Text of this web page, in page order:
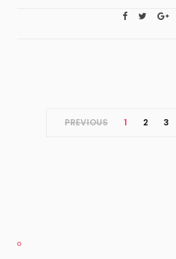
PREVIOUS 1 2 3